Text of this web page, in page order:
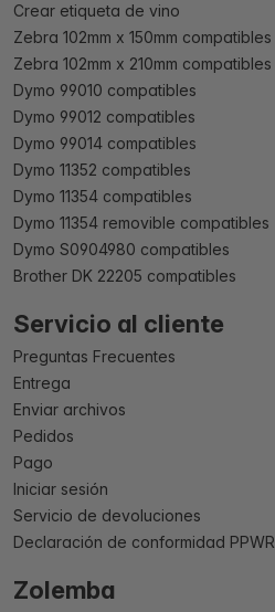
Crear etiqueta de vino
Zebra 102mm x 150mm compatibles
Zebra 102mm x 210mm compatibles
Dymo 99010 compatibles
Dymo 99012 compatibles
Dymo 99014 compatibles
Dymo 11352 compatibles
Dymo 11354 compatibles
Dymo 11354 removible compatibles
Dymo S0904980 compatibles
Brother DK 22205 compatibles
Servicio al cliente
Preguntas Frecuentes
Entrega
Enviar archivos
Pedidos
Pago
Iniciar sesión
Servicio de devoluciones
Declaración de conformidad PPWR
Zolemba